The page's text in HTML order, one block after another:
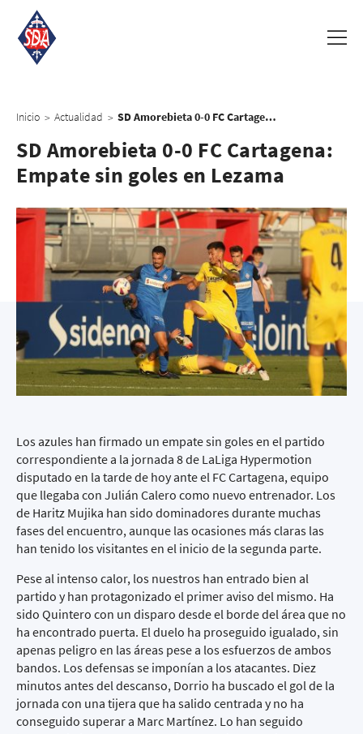
Inicio > Actualidad > SD Amorebieta 0-0 FC Cartagena: Empate sin goles en Lezama
SD Amorebieta 0-0 FC Cartagena:
Empate sin goles en Lezama
Los azules han firmado un empate sin goles en el partido
correspondiente a la jornada 8 de LaLiga Hypermotion
disputado en la tarde de hoy ante el FC Cartagena, equipo
que llegaba con Julián Calero como nuevo entrenador. Los
de Haritz Mujika han sido dominadores durante muchas
fases del encuentro, aunque las ocasiones más claras las
han tenido los visitantes en el inicio de la segunda parte.
Pese al intenso calor, los nuestros han entrado bien al
partido y han protagonizado el primer aviso del mismo. Ha
sido Quintero con un disparo desde el borde del área que no
ha encontrado puerta. El duelo ha proseguido igualado, sin
apenas peligro en las áreas pese a los esfuerzos de ambos
bandos. Los defensas se imponían a los atacantes. Diez
minutos antes del descanso, Dorrio ha buscado el gol de la
jornada con una tijera que ha salido centrada y no ha
conseguido superar a Marc Martínez. Lo han seguido